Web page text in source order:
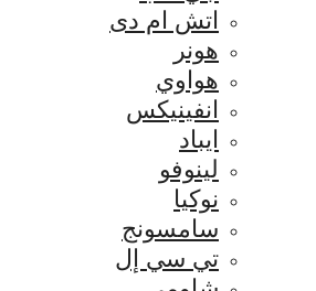
اتش ام دى
هونر
هواوي
انفينيكس
ايباد
لينوفو
نوكيا
سامسونج
تي سي إل